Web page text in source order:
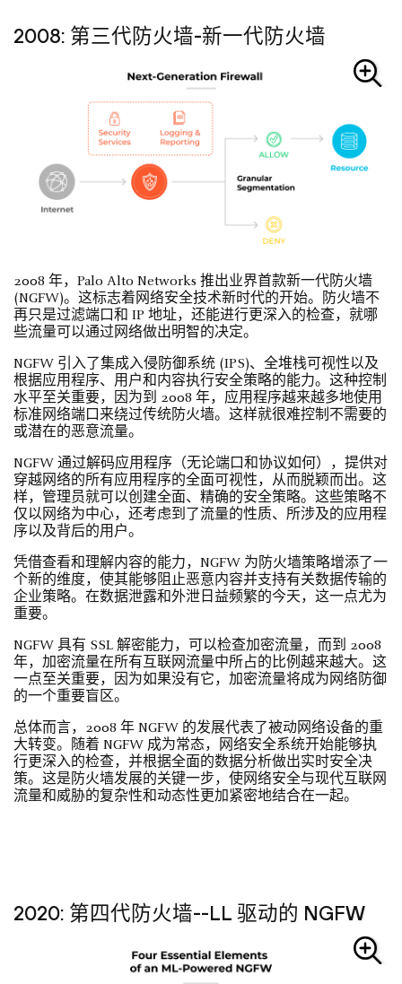
2008: 第三代防火墙-新一代防火墙
2008 年，Palo Alto Networks 推出业界首款新一代防火墙
(NGFW)。这标志着网络安全技术新时代的开始。防火墙不
再只是过滤端口和 IP 地址，还能进行更深入的检查，就哪
些流量可以通过网络做出明智的决定。
NGFW 引入了集成入侵防御系统 (IPS)、全堆栈可视性以及
根据应用程序、用户和内容执行安全策略的能力。这种控制
水平至关重要，因为到 2008 年，应用程序越来越多地使用
标准网络端口来绕过传统防火墙。这样就很难控制不需要的
或潜在的恶意流量。
NGFW 通过解码应用程序（无论端口和协议如何），提供对
穿越网络的所有应用程序的全面可视性，从而脱颖而出。这
样，管理员就可以创建全面、精确的安全策略。这些策略不
仅以网络为中心，还考虑到了流量的性质、所涉及的应用程
序以及背后的用户。
凭借查看和理解内容的能力，NGFW 为防火墙策略增添了一
个新的维度，使其能够阻止恶意内容并支持有关数据传输的
企业策略。在数据泄露和外泄日益频繁的今天，这一点尤为
重要。
NGFW 具有 SSL 解密能力，可以检查加密流量，而到 2008
年，加密流量在所有互联网流量中所占的比例越来越大。这
一点至关重要，因为如果没有它，加密流量将成为网络防御
的一个重要盲区。
总体而言，2008 年 NGFW 的发展代表了被动网络设备的重
大转变。随着 NGFW 成为常态，网络安全系统开始能够执
行更深入的检查，并根据全面的数据分析做出实时安全决
策。这是防火墙发展的关键一步，使网络安全与现代互联网
流量和威胁的复杂性和动态性更加紧密地结合在一起。
2020: 第四代防火墙--LL 驱动的 NGFW